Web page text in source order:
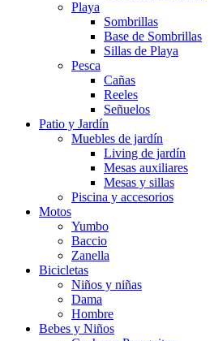
Playa
Sombrillas
Base de Sombrillas
Sillas de Playa
Pesca
Cañas
Reeles
Señuelos
Patio y Jardín
Muebles de jardín
Living de jardín
Mesas auxiliares
Mesas y sillas
Piscina y accesorios
Motos
Yumbo
Baccio
Zanella
Bicicletas
Niños y niñas
Dama
Hombre
Bebes y Niños